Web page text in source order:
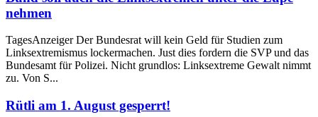
nehmen
TagesAnzeiger Der Bundesrat will kein Geld für Studien zum
Linksextremismus lockermachen. Just dies fordern die SVP und das
Bundesamt für Polizei. Nicht grundlos: Linksextreme Gewalt nimmt
zu. Von S...
Rütli am 1. August gesperrt!